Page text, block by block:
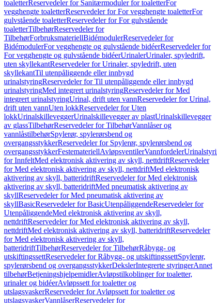
toaletterReservedeler for Sanitærmoduler for toaletterFor
vegghengte toaletterReservedeler for For vegghengte toaletterFor
gulvstående toaletterReservedeler for For gulvstående
toaletterTilbehørReservedeler for
TilbehørForbruksmateriellBidémodulerReservedeler for
BidémodulerFor vegghengte og gulvstående bidéerReservedeler for
For vegghengte og gulvstående bidéerUrinalerUrinaler, spyledrift,
uten skyllekantReservedeler for Urinaler, spyledrift, uten
skyllekantTil utenpåliggende eller innbygd
urinalstyringReservedeler for Til utenpåliggende eller innbygd
urinalstyringMed integrert urinalstyringReservedeler for Med
integrert urinalstyringUrinal, drift uten vannReservedeler for Urinal,
drift uten vannUten lokkReservedeler for Uten
lokkUrinalskilleveggerUrinalskillevegger av plastUrinalskillevegger
av glassTilbehørReservedeler for TilbehørVannlåser og
vannlåstilbehørSpylerør, spylerørsbend og
overgangsstykkerReservedeler for Spylerør, spylerørsbend og
overgangsstykkerFestemateriellAvløpsventilerVannfordeler
for InnfeltMed elektronisk aktivering av skyll, nettdriftReservedeler
for Med elektronisk aktivering av skyll, nettdriftMed elektronisk
aktivering av skyll, batteridriftReservedeler for Med elektronisk
aktivering av skyll, batteridriftMed pneumatisk aktivering av
skyllReservedeler for Med pneumatisk aktivering av
skyllBasicReservedeler for BasicUtenpåliggendeReservedeler for
UtenpåliggendeMed elektronisk aktivering av skyll,
nettdriftReservedeler for Med elektronisk aktivering av skyll,
nettdriftMed elektronisk aktivering av skyll, batteridriftReservedeler
for Med elektronisk aktivering av skyll,
batteridriftTilbehørReservedeler for TilbehørRåbygg- og
utskiftingssettReservedeler for Råbygg- og utskiftingssettSpylerør,
spylerørsbend og overgangsstykkerDekslerIntegrerte styringerAnnet
tilbehørBetjeningshjelpemidlerAvløpstilkoblinger for toaletter,
urinaler og bidéerAvløpssett for toaletter og
utslagsvaskerReservedeler for Avløpssett for toaletter og
utslagsvaskerVannlåserReservedeler for